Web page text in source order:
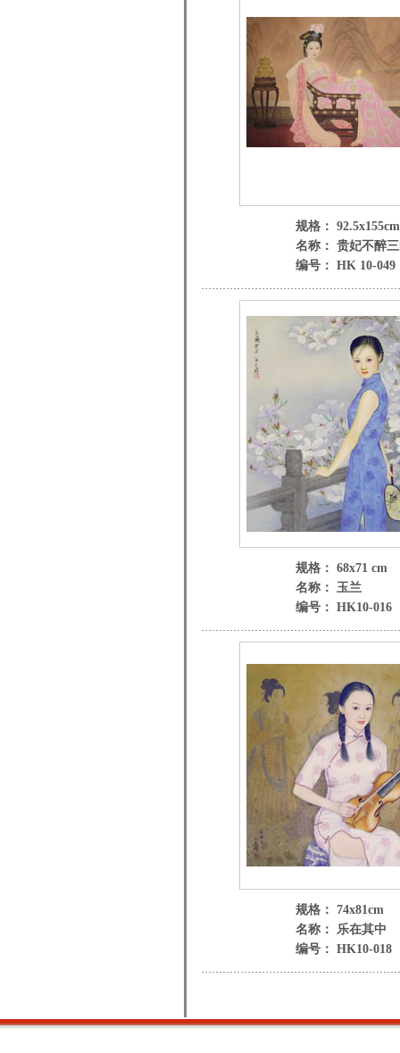
规格： 92.5x155cm
名称： 贵妃不醉
编号： HK 10-049
规格： 68x71 cm
名称： 玉兰
编号： HK10-016
规格： 74x81cm
名称： 乐在其中
编号： HK10-018